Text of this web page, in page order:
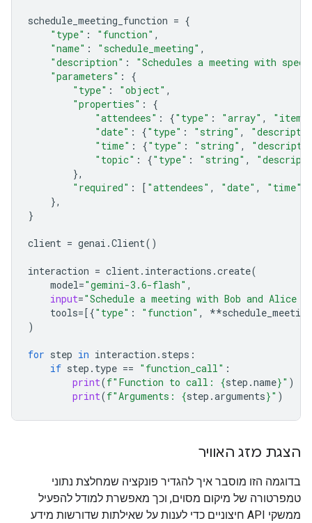
schedule_meeting_function = {
"type" : "function" ,
"name" : "schedule_meeting" ,
"description" :
"Schedules a meeting with
"parameters" :
{
"type" : "object" ,
"properties" :
{
"attendees" : {"type" : "array" ,
"date" : {"type" : "string" ,
"time" : {"type" : "string" ,
"topic" : {"type" : "string" ,
},
"required" : [ "attendees" , "date" , "time"
},
}
client = genai .Client()
interaction = client. interactions .create(
model="gemini-3.6-flash" ,
input="Schedule a meeting with Bob and Alice
tools=[{"type" : "function" , **
)
for step in interaction . steps :
if step . type == "function_call" :
print(f"Function to call: {step .name}" )
print(f"Arguments: {step .arguments}" )
הצגת מזג האוויר
בדוגמה הזו מוסבר איך להגדיר פונקציה שמחלצת נתוני
טמפרטורה של מיקום מסוים, וכך מאפשרת למודל להפעיל
ממשקי API חיצוניים כדי לענות על שאילתות שדורשות מידע